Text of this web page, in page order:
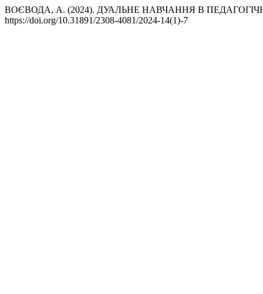
ВОЄВОДА, А. (2024). ДУАЛЬНЕ НАВЧАННЯ В
https://doi.org/10.31891/2308-4081/2024-14(1)-7